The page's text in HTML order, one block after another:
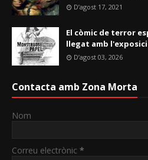
D’agost 17, 2021
El còmic de terror
llegat amb
D’agost 03, 2026
Contacta amb Zona Morta
Nom
Correu electrònic *